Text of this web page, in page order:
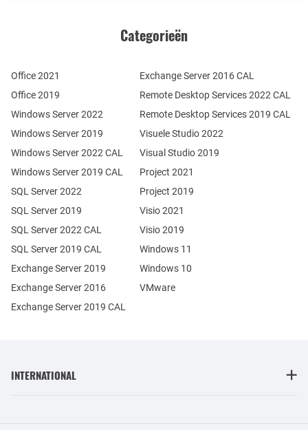
Categorieën
Office 2021
Office 2019
Windows Server 2022
Windows Server 2019
Exchange Server 2019
Exchange Server 2016
SQL Server 2022
SQL Server 2019
Windows Server 2022 CAL
Windows Server 2019 CAL
SQL Server 2022 CAL
SQL Server 2019 CAL
Remote Desktop Services 2022 CAL
Remote Desktop Services 2019 CAL
Exchange Server 2019 CAL
Exchange Server 2016 CAL
Visuele Studio 2022
Visual Studio 2019
Project 2021
Project 2019
Visio 2021
Visio 2019
Windows 11
Windows 10
VMware
INTERNATIONAL